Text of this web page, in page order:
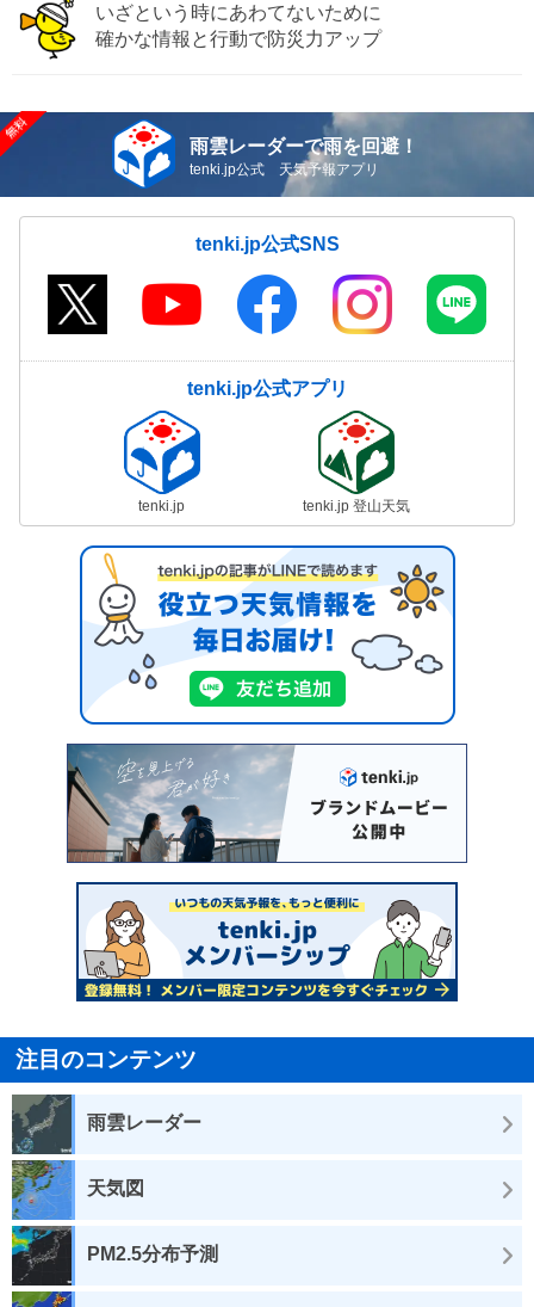
いざという時にあわてないために
確かな情報と行動で防災力アップ
雨雲レーダーで雨を回避！
tenki.jp公式 天気予報アプリ
tenki.jp公式SNS
tenki.jp公式アプリ
tenki.jp tenki.jp 登山天気
注目のコンテンツ
雨雲レーダー
天気図
PM2.5分布予測